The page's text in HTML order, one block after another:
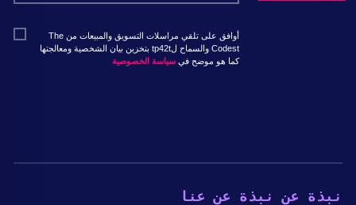
أوافق على تلقي مراسلات التسويق والمبيعات من The
Codest والسماح لtp42t بتخزين بيان الشخصية ومعالجتها
كما هو موضح في سياسة الخصوصية
نبذة عن نبذة عن عنا